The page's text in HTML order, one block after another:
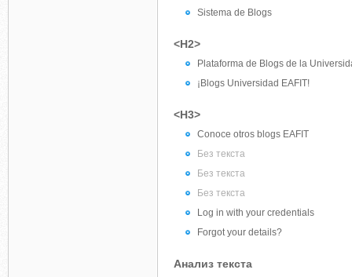
Sistema de Blogs
<H2>
Plataforma de Blogs de la
¡Blogs Universidad EAFIT!
<H3>
Conoce otros blogs EAFIT
Без текста
Без текста
Без текста
Log in with your credentials
Forgot your details?
Анализ текста